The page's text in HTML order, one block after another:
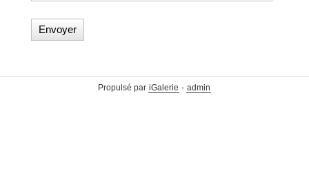
Propulsé par iGalerie - admin